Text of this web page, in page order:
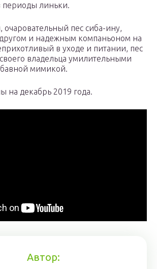
периоды линьки.
очаровательный пес сиба-ину,
и надежным компаньоном на
в уходе и питании, пес
владельца умилительными
мимикой.
на декабрь 2019 года.
Автор: